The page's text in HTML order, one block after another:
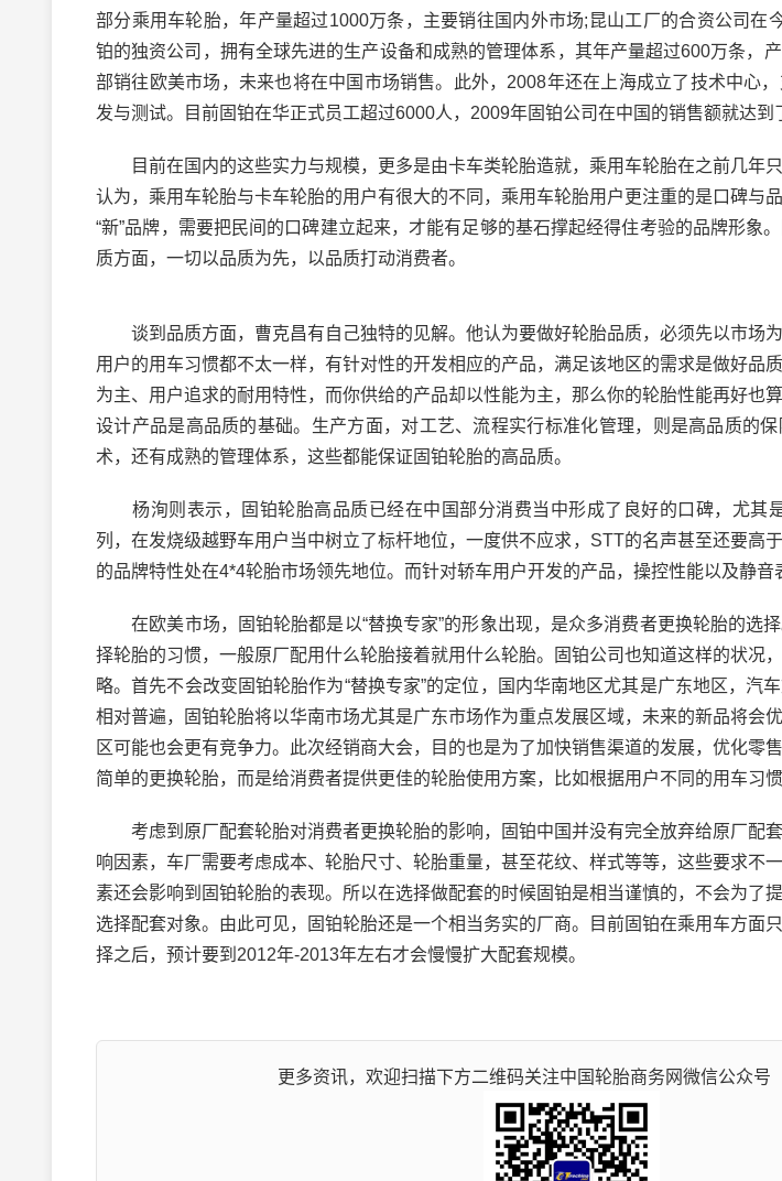
部分乘用车轮胎，年产量超过1000万条，主要销往国内外市场;昆山工厂的合资公司在
铂的独资公司，拥有全球先进的生产设备和成熟的管理体系，其年产量超过600万条，
部销往欧美市场，未来也将在中国市场销售。此外，2008年还在上海成立了技术中心
发与测试。目前固铂在华正式员工超过6000人，2009年固铂公司在中国的销售额就达到
目前在国内的这些实力与规模，更多是由卡车类轮胎造就，乘用车轮胎在之前几年
认为，乘用车轮胎与卡车轮胎的用户有很大的不同，乘用车轮胎用户更注重的是口碑与
“新”品牌，需要把民间的口碑建立起来，才能有足够的基石撑起经得住考验的品牌形象
质方面，一切以品质为先，以品质打动消费者。
谈到品质方面，曹克昌有自己独特的见解。他认为要做好轮胎品质，必须先以市场为
用户的用车习惯都不太一样，有针对性的开发相应的产品，满足该地区的需求是做好品
为主、用户追求的耐用特性，而你供给的产品却以性能为主，那么你的轮胎性能再好也
设计产品是高品质的基础。生产方面，对工艺、流程实行标准化管理，则是高品质的
术，还有成熟的管理体系，这些都能保证固铂轮胎的高品质。
杨洵则表示，固铂轮胎高品质已经在中国部分消费当中形成了良好的口碑，尤其
列，在发烧级越野车用户当中树立了标杆地位，一度供不应求，STT的名声甚至还要高
的品牌特性处在4*4轮胎市场领先地位。而针对轿车用户开发的产品，操控性能以及静音
在欧美市场，固铂轮胎都是以“替换专家”的形象出现，是众多消费者更换轮胎的选
择轮胎的习惯，一般原厂配用什么轮胎接着就用什么轮胎。固铂公司也知道这样的状况
略。首先不会改变固铂轮胎作为“替换专家”的定位，国内华南地区尤其是广东地区，汽
相对普遍，固铂轮胎将以华南市场尤其是广东市场作为重点发展区域，未来的新品将会
区可能也会更有竞争力。此次经销商大会，目的也是为了加快销售渠道的发展，优化零
简单的更换轮胎，而是给消费者提供更佳的轮胎使用方案，比如根据用户不同的用车习
考虑到原厂配套轮胎对消费者更换轮胎的影响，固铂中国并没有完全放弃给原厂配
响因素，车厂需要考虑成本、轮胎尺寸、轮胎重量，甚至花纹、样式等等，这些要求不
素还会影响到固铂轮胎的表现。所以在选择做配套的时候固铂是相当谨慎的，不会为了
选择配套对象。由此可见，固铂轮胎还是一个相当务实的厂商。目前固铂在乘用车方面
择之后，预计要到2012年-2013年左右才会慢慢扩大配套规模。
更多资讯，欢迎扫描下方二维码关注中国轮胎商务网微信公众号